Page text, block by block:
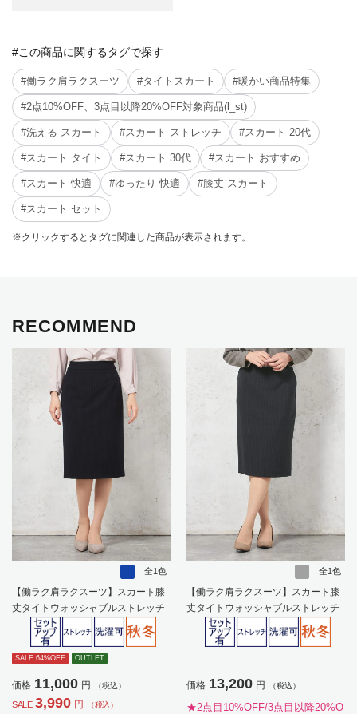
#この商品に関するタグで探す
#働ラク肩ラクスーツ #タイトスカート #暖かい商品特集
#2点10%OFF、3点目以降20%OFF対象商品(l_st)
#洗える スカート #スカート ストレッチ #スカート 20代
#スカート タイト #スカート 30代 #スカート おすすめ
#スカート 快適 #ゆったり 快適 #膝丈 スカート
#スカート セット
※クリックするとタグに関連した商品が表示されます。
RECOMMEND
全1色
【働ラク肩ラクスーツ】スカート膝
丈タイトウォッシャブルストレッチ
ネイビーストライプSOFFICE秋冬
【レディース】
SALE 64%OFF OUTLET
価格 11,000 円 （税込）
SALE 3,990 円 （税込）
全1色
【働ラク肩ラクスーツ】スカート膝
丈タイトウォッシャブルストレッチ
グレーストライプS＆MWHITE秋冬
【レディース】
価格 13,200 円 （税込）
★2点目10%OFF/3点目以降20%O